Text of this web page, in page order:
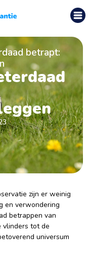
betrapt:
zijn er weinig
en verwondering
betrappen van
vlinders tot de
universum